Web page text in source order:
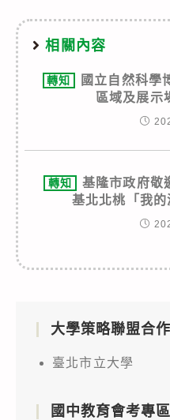
相關內容
轉知
國立自然科學
區域及展示
轉知
基隆市政府敬
基北北桃「我
大學策略聯盟合作
臺北市立大學
國中教育會考專區